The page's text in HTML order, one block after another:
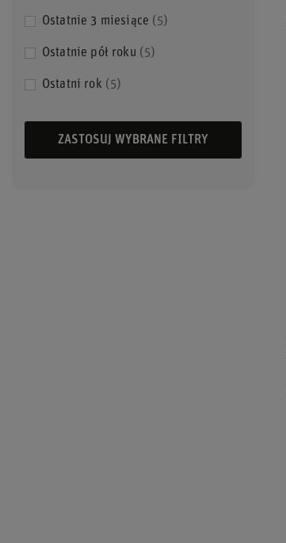
Ostatnie 3 miesiące 5
Ostatnie pół roku 5
Ostatni rok 5
ZASTOSUJ WYBRANE FILTRY